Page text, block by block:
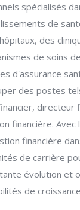
spécialisés
de
des
de soins
d'assurance
des postes
directeur
financière. Avec
financière
de carrière
évolution et
de